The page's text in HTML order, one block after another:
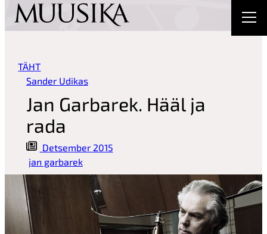
sisu
juurde
TÄHT
Sander Udikas
Jan Garbarek. Hääl ja
rada
Detsember 2015
jan garbarek